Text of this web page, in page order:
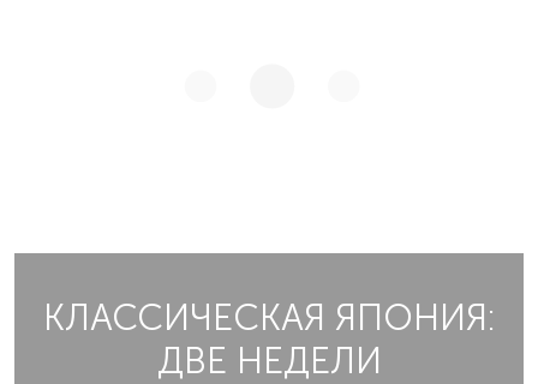
КЛАССИЧЕСКАЯ ЯПОНИЯ:
ДВЕ НЕДЕЛИ